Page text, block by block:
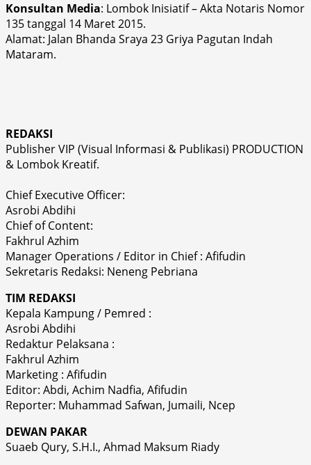
Konsultan Media: Lombok Inisiatif – Akta Notaris Nomor
135 tanggal 14 Maret 2015.
Alamat: Jalan Bhanda Sraya 23 Griya Pagutan Indah
Mataram.
REDAKSI
Publisher VIP (Visual Informasi & Publikasi) PRODUCTION
& Lombok Kreatif.
Chief Executive Officer:
Asrobi Abdihi
Chief of Content:
Fakhrul Azhim
Manager Operations / Editor in Chief : Afifudin
Sekretaris Redaksi: Neneng Pebriana
TIM REDAKSI
Kepala Kampung / Pemred :
Asrobi Abdihi
Redaktur Pelaksana :
Fakhrul Azhim
Marketing : Afifudin
Editor: Abdi, Achim Nadfia, Afifudin
Reporter: Muhammad Safwan, Jumaili, Ncep
DEWAN PAKAR
Suaeb Qury, S.H.I., Ahmad Maksum Riady